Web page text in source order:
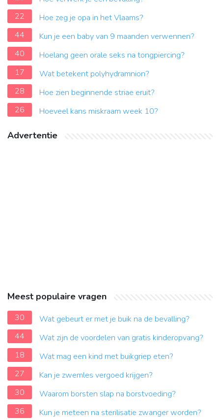
22
Hoe zeg je opa in het Vlaams?
44
Kun je een baby van 9 maanden verwennen?
40
Hoelang geen orale seks na tongpiercing?
17
Wat betekent polyhydramnion?
28
Hoe zien beginnende striae eruit?
26
Hoeveel kans miskraam week 10?
Advertentie
Meest populaire vragen
30
Wat gebeurt er met je buik na de bevalling?
44
Wat zijn de voordelen van gratis kinderopvang?
18
Wat mag een kind met buikgriep eten?
27
Kan je zwemles vergoed krijgen?
30
Waarom borsten slap na borstvoeding?
36
Kun je meteen na sterilisatie zwanger worden?